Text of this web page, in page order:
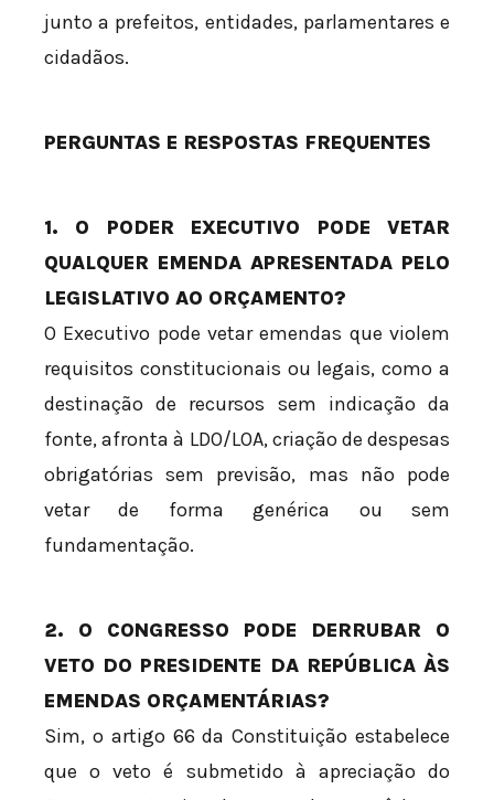
junto a prefeitos, entidades, parlamentares e
cidadãos.
PERGUNTAS E RESPOSTAS FREQUENTES
1. O PODER EXECUTIVO PODE VETAR
QUALQUER EMENDA APRESENTADA PELO
LEGISLATIVO AO ORÇAMENTO?
O Executivo pode vetar emendas que violem
requisitos constitucionais ou legais, como a
destinação de recursos sem indicação da
fonte, afronta à LDO/LOA, criação de despesas
obrigatórias sem previsão, mas não pode
vetar de forma genérica ou sem
fundamentação.
2. O CONGRESSO PODE DERRUBAR O
VETO DO PRESIDENTE DA REPÚBLICA ÀS
EMENDAS ORÇAMENTÁRIAS?
Sim, o artigo 66 da Constituição estabelece
que o veto é submetido à apreciação do